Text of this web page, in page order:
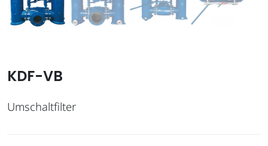
KDF-VB
Umschaltfilter